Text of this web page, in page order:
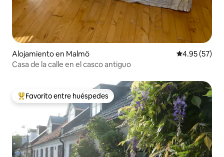
Alojamiento en Malmö Calificación
4.95 (57)
Casa de la calle en el casco antiguo
Favorito entre huéspedes preferido
Favorito entre huéspedes